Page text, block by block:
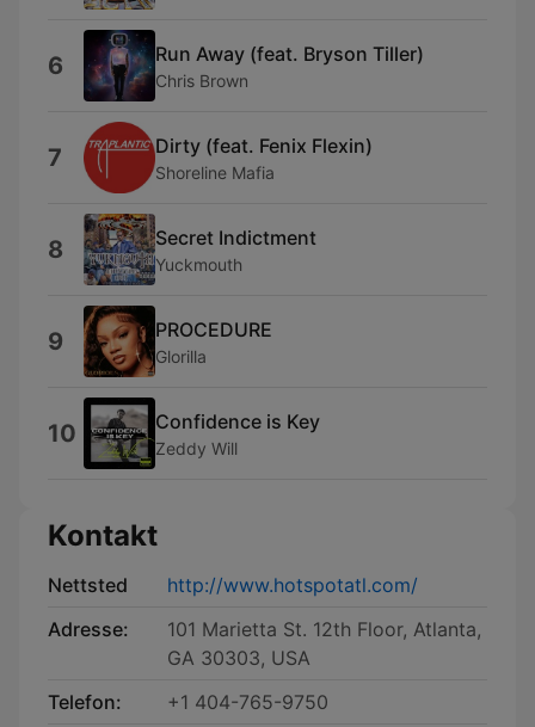
6 Run Away (feat. Bryson Tiller)
Chris Brown
7 Dirty (feat. Fenix Flexin)
Shoreline Mafia
8 Secret Indictment
Yuckmouth
9 PROCEDURE
Glorilla
10 Confidence is Key
Zeddy Will
Kontakt
Nettsted
http://www.hotspotatl.com/
Adresse:
101 Marietta St. 12th Floor, Atlanta,
GA 30303, USA
Telefon:
+1 404-765-9750